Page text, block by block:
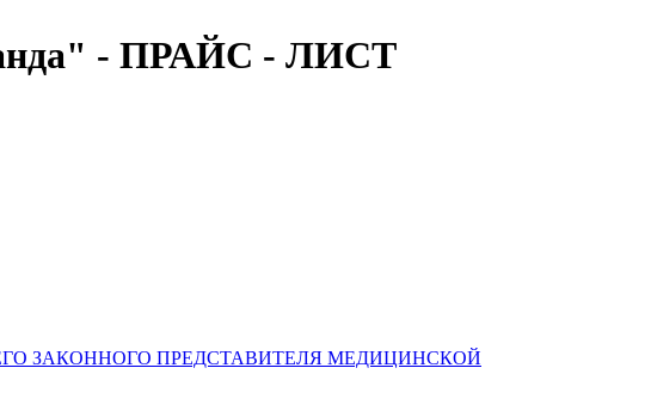
- ПРАЙС - ЛИСТ
ЗАКОННОГО ПРЕДСТАВИТЕЛЯ МЕДИЦИНСКОЙ